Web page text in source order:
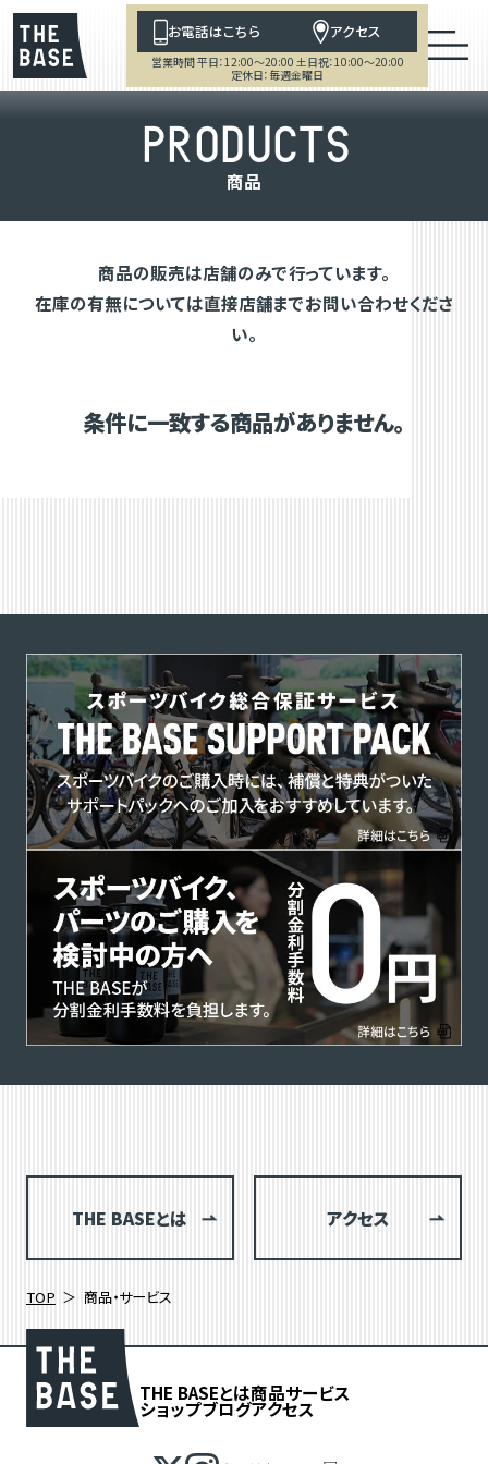
お電話はこちら アクセス
営業時間 平日：12:00～20:00 土日祝：10:00～20:00
定休日：毎週金曜日
PRODUCTS
商品
商品の販売は店舗のみで行っています。
在庫の有無については直接店舗までお問い合わせくださ
い。
条件に一致する商品がありません。
THE BASEとは アクセス
TOP 商品・サービス
THE BASEとは商品サービス
ショップブログアクセス